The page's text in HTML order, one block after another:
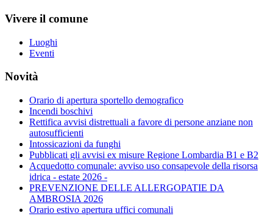
Vivere il comune
Luoghi
Eventi
Novità
Orario di apertura sportello demografico
Incendi boschivi
Rettifica avvisi distrettuali a favore di persone anziane non
autosufficienti
Intossicazioni da funghi
Pubblicati gli avvisi ex misure Regione Lombardia B1 e B2
Acquedotto comunale: avviso uso consapevole della risorsa
idrica - estate 2026 -
PREVENZIONE DELLE ALLERGOPATIE DA
AMBROSIA 2026
Orario estivo apertura uffici comunali